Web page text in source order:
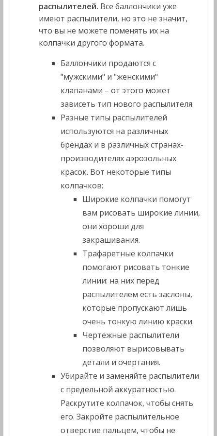
распылителей. Все баллончики уже
имеют распылители, но это не значит,
что вы не можете поменять их на
колпачки другого формата.
Баллончики продаются с
"мужскими" и "женскими"
клапанами – от этого может
зависеть тип нового распылителя.
Разные типы распылителей
используются на различных
брендах и в различных странах-
производителях аэрозольных
красок. Вот некоторые типы
колпачков:
Широкие колпачки помогут
вам рисовать широкие линии,
они хороши для
закрашивания.
Трафаретные колпачки
помогают рисовать тонкие
линии: на них перед
распылителем есть заслоны,
которые пропускают лишь
очень тонкую линию краски.
Чертежные распылители
позволяют вырисовывать
детали и очертания.
Убирайте и заменяйте распылители
с предельной аккуратностью.
Раскрутите колпачок, чтобы снять
его. Закройте распылительное
отверстие пальцем, чтобы не